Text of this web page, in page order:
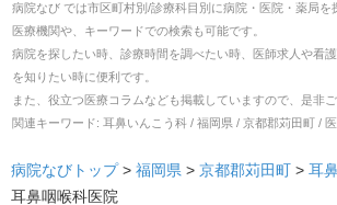
病院なび では市区町村別/診療科目別に病院・医院・薬局を
医療機関や、キーワードでの検索も可能です。
病院を探したい時、診療時間を調べたい時、医師求人や看
を知りたい時に便利です。
また、役立つ医療コラムなども掲載していますので、是非
関連キーワード: 耳鼻いんこう科 / 福岡県 / 京都郡苅田町 /
病院なびトップ > 福岡県 > 京都郡苅田町 > 耳
耳鼻咽喉科医院